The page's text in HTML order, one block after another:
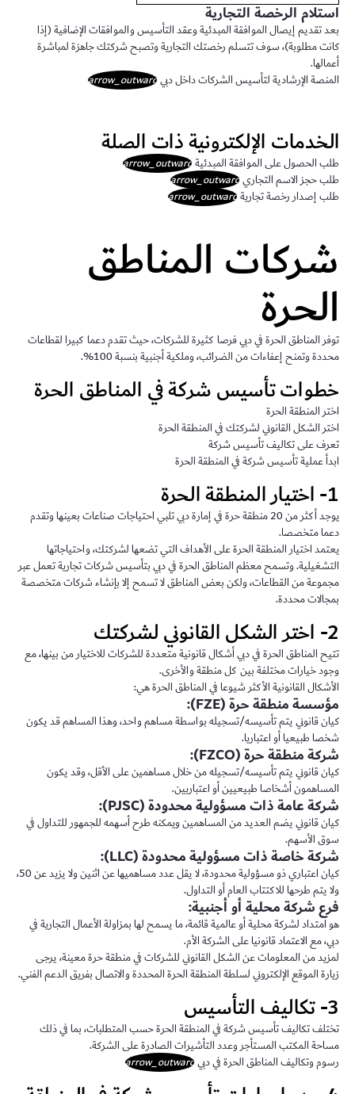
استلام الرخصة التجارية
بعد تقديم إيصال الموافقة المبدئية وعقد التأسيس والموافقات الإضافية (إذا
كانت مطلوبة)، سوف تتسلم رخصتك التجارية وتصبح شركتك جاهزة لمباشرة
أعمالها.
المنصة الإرشادية لتأسيس الشركات داخل دبيarrow_outward
الخدمات الإلكترونية ذات الصلة
طلب الحصول على الموافقة المبدئيةarrow_outward
طلب حجز الاسم التجاريarrow_outward
طلب إصدار رخصة تجاريةarrow_outward
شركات المناطق
الحرة
توفر المناطق الحرة في دبي فرصا كثيرة للشركات، حيث تقدم دعما كبيرا لقطاعات
محددة وتمنح إعفاءات من الضرائب، وملكية أجنبية بنسبة 100%.
خطوات تأسيس شركة في المناطق الحرة
اختر المنطقة الحرة
اختر الشكل القانوني لشركتك في المنطقة الحرة
تعرف على تكاليف تأسيس شركة
ابدأ عملية تأسيس شركة في المنطقة الحرة
1- اختيار المنطقة الحرة
يوجد أكثر من 20 منطقة حرة في إمارة دبي تلبي احتياجات صناعات بعينها وتقدم
دعما متخصصا.
يعتمد اختيار المنطقة الحرة على الأهداف التي تضعها لشركتك، واحتياجاتها
التشغيلية. وتسمح معظم المناطق الحرة في دبي بتأسيس شركات تجارية تعمل عبر
مجموعة من القطاعات، ولكن بعض المناطق لا تسمح إلا بإنشاء شركات متخصصة
بمجالات محددة.
2- اختر الشكل القانوني لشركتك
تتيح المناطق الحرة في دبي أشكال قانونية متعددة للشركات للاختيار من بينها، مع
وجود خيارات مختلفة بين كل منطقة والأخرى.
الأشكال القانونية الأكثر شيوعا في المناطق الحرة هي:
مؤسسة منطقة حرة (FZE):
كيان قانوني يتم تأسيسه/تسجيله بواسطة مساهم واحد، وهذا المساهم قد يكون
شخصا طبيعيا أو اعتباريا.
شركة منطقة حرة (FZCO):
كيان قانوني يتم تأسيسه/تسجيله من خلال مساهمين على الأقل، وقد يكون
المساهمون أشخاصا طبيعيين أو اعتباريين.
شركة عامة ذات مسؤولية محدودة (PJSC):
كيان قانوني يضم العديد من المساهمين ويمكنه طرح أسهمه للجمهور للتداول في
سوق الأسهم.
شركة خاصة ذات مسؤولية محدودة (LLC):
كيان اعتباري ذو مسؤولية محدودة، لا يقل عدد مساهميها عن اثنين ولا يزيد عن 50،
ولا يتم طرحها للاكتتاب العام أو التداول.
فرع شركة محلية أو أجنبية:
هو امتداد لشركة محلية أو عالمية قائمة، ما يسمح لها بمزاولة الأعمال التجارية في
دبي، مع الاعتماد قانونيا على الشركة الأم.
لمزيد من المعلومات عن الشكل القانوني للشركات في منطقة حرة معينة، يرجى
زيارة الموقع الإلكتروني لسلطة المنطقة الحرة المحددة والاتصال بفريق الدعم الفني.
3- تكاليف التأسيس
تختلف تكاليف تأسيس شركة في المنطقة الحرة حسب المتطلبات، بما في ذلك
مساحة المكتب المستأجر وعدد التأشيرات الصادرة على الشركة.
رسوم وتكاليف المناطق الحرة في دبيarrow_outward